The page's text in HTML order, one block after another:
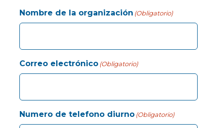
Nombre de la organización (Obligatorio)
Correo electrónico(Obligatorio)
Numero de telefono diurno(Obligatorio)